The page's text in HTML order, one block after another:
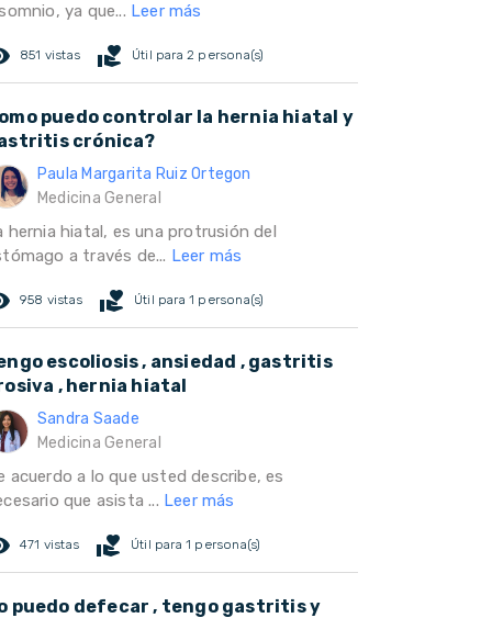
ya que... Leer más
851 vistas volunteer_activism Útil para 2 persona(s)
puedo controlar la hernia hiatal y
crónica?
Paula Margarita Ruiz Ortegon
Medicina General
hernia hiatal, es una protrusión del
a través de... Leer más
958 vistas volunteer_activism Útil para 1 persona(s)
escoliosis , ansiedad , gastritis
, hernia hiatal
Sandra Saade
Medicina General
acuerdo a lo que usted describe, es
que asista ... Leer más
471 vistas volunteer_activism Útil para 1 persona(s)
puedo defecar , tengo gastritis y